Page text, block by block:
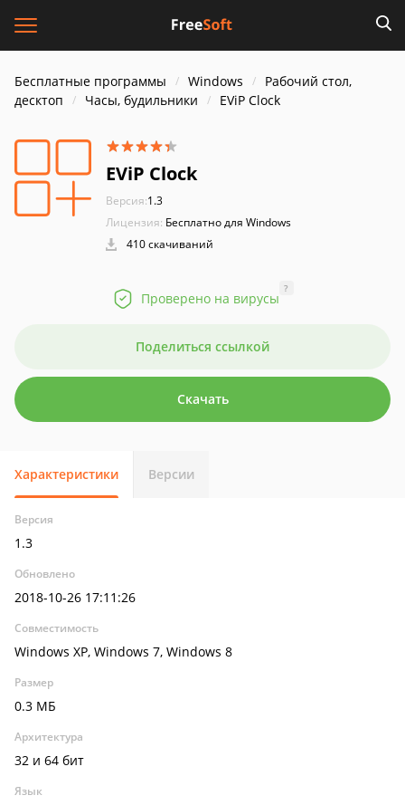
Бесплатные программы Windows
Рабочий стол,
десктоп
Часы, будильники EViP Clock
EViP Clock
Версия:1.3
Лицензия: Бесплатно для Windows
410 скачиваний
Проверено на вирусы
?
Поделиться ссылкой
Скачать
Характеристики Версии
Версия
1.3
Обновлено
2018-10-26 17:11:26
Совместимость
Windows XP, Windows 7, Windows 8
Размер
0.3 МБ
Архитектура
32 и 64 бит
Язык